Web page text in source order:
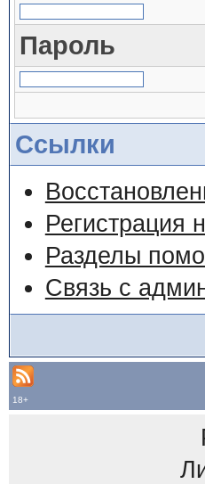
Пароль
Ссылки
Регистрация
Разделы
Связь с
18+